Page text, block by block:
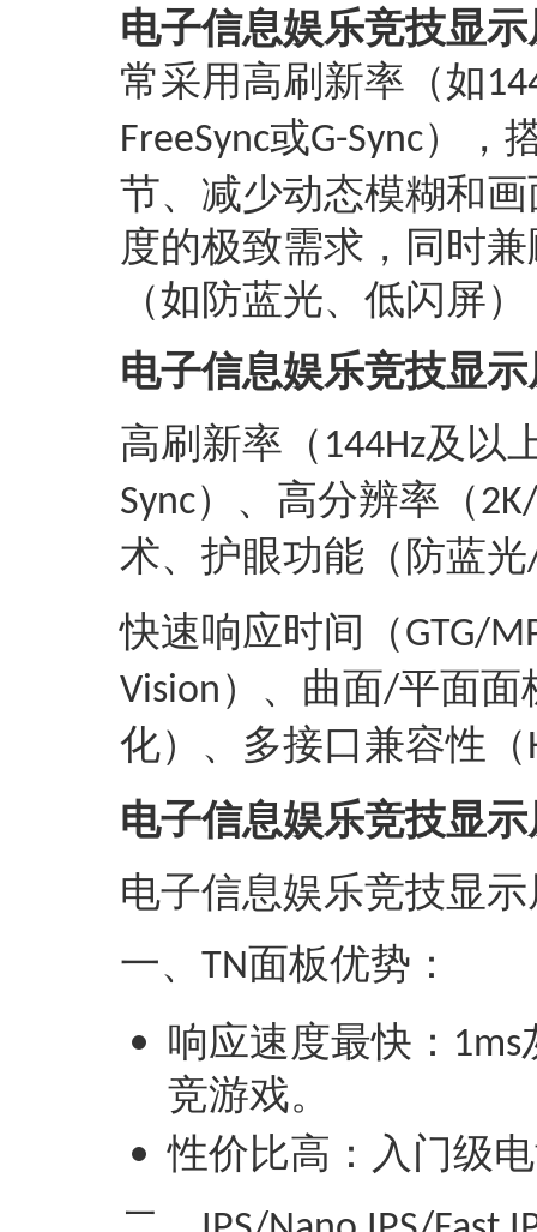
电子信息娱乐竞技显示
常采用高刷新率（如
FreeSync或G-Sync），
节、减少动态模糊和
度的极致需求，同时
（如防蓝光、低闪屏
电子信息娱乐竞技显示
高刷新率（ 144Hz及以
Sync） 、 高分辨率（
术、 护眼功能（防蓝光
快速响应时间（GTG/
Vision ） 、 曲面/平面面
化） 、 多接口兼容性（
电子信息娱乐竞技显示
电子信息娱乐竞技显
一、 TN面板‌‌优势‌：
‌响应速度最快‌： 1ms
竞游戏‌。
性价比高‌：入门级